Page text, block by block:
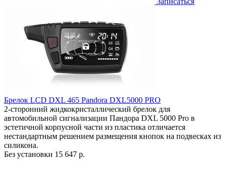
Брелок LCD DXL 465 Pandora DXL5000 PRO
2-сторонний жидкокристаллический брелок для
автомобильной сигнализации Пандора DXL 5000 Pro в
эстетичной корпусной части из пластика отличается
нестандартным решением размещения кнопок на подвесках из
силикона.
Без установки 15 647 р.